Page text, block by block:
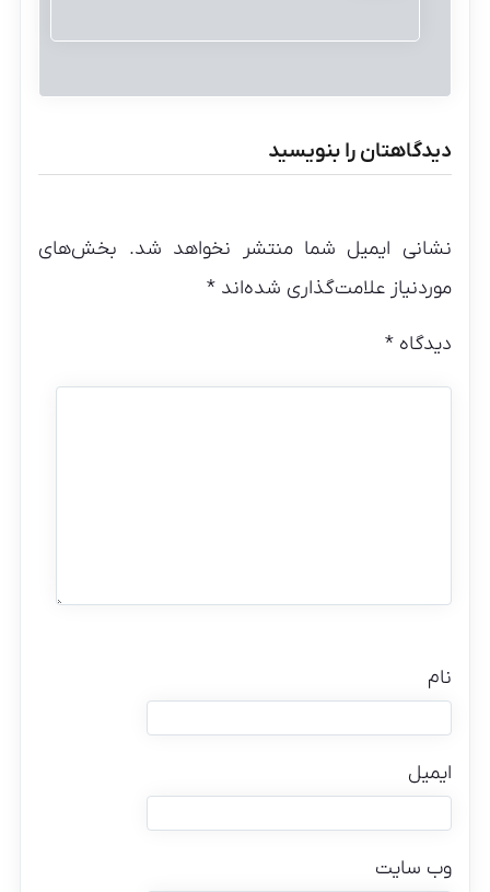
دیدگاهتان را بنویسید
نشانی ایمیل شما منتشر نخواهد شد. بخش‌های
موردنیاز علامت‌گذاری شده‌اند*
دیدگاه*
نام
ایمیل
وب‌ سایت